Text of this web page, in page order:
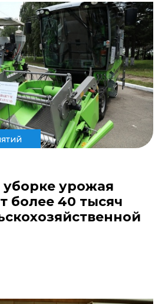
уборке урожая
более 40 тысяч